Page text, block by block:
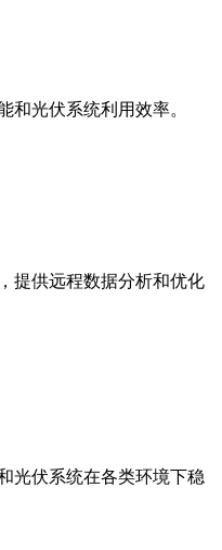
和光伏系统利用效率。
提供远程数据分析和优化
光伏系统在各类环境下稳